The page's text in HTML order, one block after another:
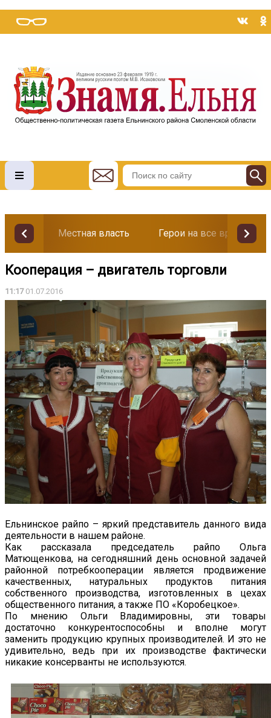
Местная власть Герои на все времена
Кооперация – двигатель торговли
11:1701.07.2016
Ельнинское райпо – яркий представитель данного вида
деятельности в нашем районе.
Как рассказала председатель райпо Ольга
Матющенкова, на сегодняшний день основной задачей
районной потребкооперации является продвижение
качественных, натуральных продуктов питания
собственного производства, изготовленных в цехах
общественного питания, а также ПО «Коробецкое».
По мнению Ольги Владимировны, эти товары
достаточно конкурентоспособны и вполне могут
заменить продукцию крупных производителей. И это не
удивительно, ведь при их производстве фактически
никакие консерванты не используются.